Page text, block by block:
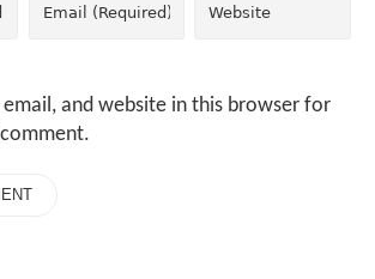
email, and website in this browser for